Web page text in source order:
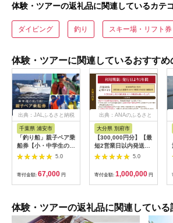
体験・ツアーの返礼品に関連しているカテ
ダイビング 釣り スキー場・リフト券
体験・ツアーに関連しているおすすめ
出典：JALふるさと納税
千葉県 浦安市
「釣り船」親子ペア乗
船券【小・中学生のお
子様】
5.0
寄付金額: 67,000 円
出典：ANAのふるさと
大分県 別府市
【300,000円分】【最
短2営業日以内発送】
別府市内の旅館やホテ
ルで使用できる宿泊補
助券 楽しい旅の思い
出を！ 宿泊券 大分県
別府市 3000円 15000
円 30万円 ホテル 旅
館 温泉 旅行 観光 ト
5.0
寄付金額: 1,000,000 円
体験・ツアーの返礼品に関連している